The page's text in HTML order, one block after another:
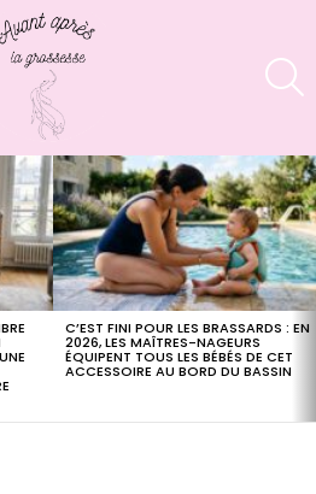
C’EST FINI POUR LES BRASSARDS : EN
2026, LES MAÎTRES-NAGEURS
ÉQUIPENT TOUS LES BÉBÉS DE CET
ACCESSOIRE AU BORD DU BASSIN